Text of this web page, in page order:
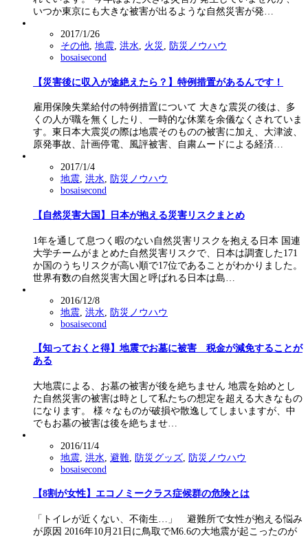
いつか東京にも大きな被害が出るような自然災害が発…
2017/1/26
その他, 地震, 洪水, 火災 , 防災ノウハウ
bosaisecond
【災害後に収入が途絶えたら？】特例措置があるんです！
雇用保険失業給付の特例措置について 大きな震災の後は、多
くの人が職を無くしたり、一時的な休業を余儀なくされていま
す。東日本大震災の際は地震そのものの被害に加え、大津波、
原発事故、計画停電、風評被害、自粛ムードによる経済…
2017/1/4
地震, 洪水, 防災ノウハウ
bosaisecond
【自然災害大国】日本が抱える災害リスクまとめ
1年を通して息つく暇のない自然災害リスクを抱える日本 国連
大学チームがまとめた自然災害リスクで、日本は調査した171
か国のうちリスクが高い順で17位であることがわかりました。
世界有数の自然災害大国と呼ばれる日本は島…
2016/12/8
地震 洪水
防災ノウハウ
bosaisecond
【知っておくと得】地震でお墓に被害 税金が減免することが
ある
大地震による、お墓の被害が後を絶ちません 地震を始めとし
た自然災害の被害は時として私たちの想定を超える大きなもの
になります。 様々なものが破損や散逸してしまいますが、中
でもお墓の被害は後を絶ちませ…
2016/11/4
地震 洪水 避難 防災グッズ
防災ノウハウ
bosaisecond
【8割が女性】エコノミークラス症候群の危険とは
「トイレが近くない、不衛生…」 避難所で女性が抱える悩み
が原因 2016年10月21日に鳥取でM6.6の大地震が起こったのが